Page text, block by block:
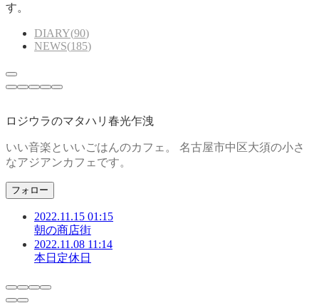
す。
DIARY(90)
NEWS(185)
ロジウラのマタハリ春光乍洩
いい音楽といいごはんのカフェ。 名古屋市中区大須の小さ
なアジアンカフェです。
フォロー
2022.11.15 01:15
朝の商店街
2022.11.08 11:14
本日定休日